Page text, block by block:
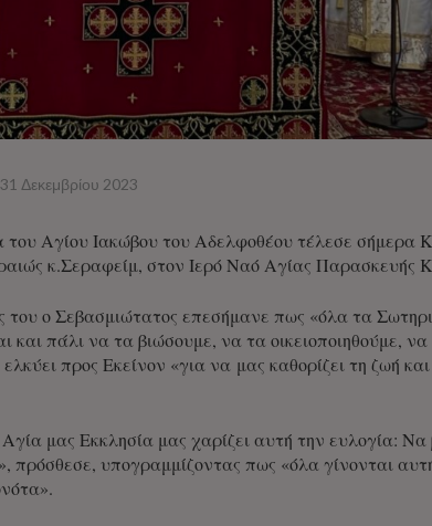
31 Δεκεμβρίου 2023
Αγίου Ιακώβου του Αδελφοθέου τέλεσε σήμερα
κ.Σεραφείμ, στον Ιερό Ναό Αγίας Παρασκευής
ο Σεβασμιώτατος επεσήμανε πως «όλα τα
και πάλι να τα βιώσουμε, να τα οικειοποιηθούμε, να
προς Εκείνον «για να μας καθορίζει τη ζωή
μας Εκκλησία μας χαρίζει αυτή την ευλογία:
πρόσθεσε, υπογραμμίζοντας πως «όλα γίνονται